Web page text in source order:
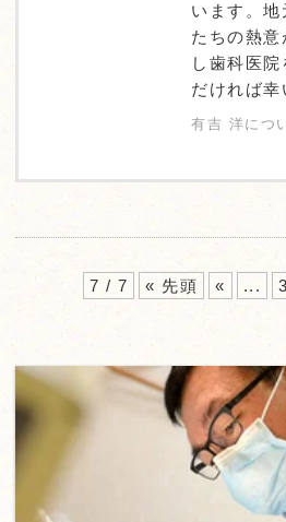
います。地
たちの熱意
し歯科医
だければ幸
有吉 洋につ
7 / 7 « 先頭 « ... 3